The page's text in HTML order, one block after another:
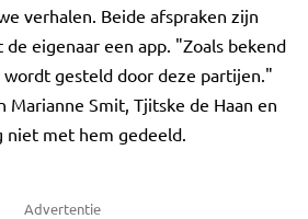
verhalen. Beide afspraken zijn
eigenaar een app. "Zoals bekend
gesteld door deze partijen."
Marianne Smit, Tjitske de Haan en
niet met hem gedeeld.
Advertentie